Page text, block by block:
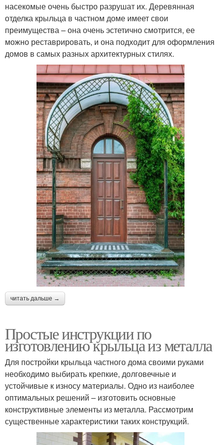
насекомые очень быстро разрушат их. Деревянная
отделка крыльца в частном доме имеет свои
преимущества – она очень эстетично смотрится, ее
можно реставрировать, и она подходит для оформления
домов в самых разных архитектурных стилях.
читать дальше →
Простые инструкции по
изготовлению крыльца из металла
Для постройки крыльца частного дома своими руками
необходимо выбирать крепкие, долговечные и
устойчивые к износу материалы. Одно из наиболее
оптимальных решений – изготовить основные
конструктивные элементы из металла. Рассмотрим
существенные характеристики таких конструкций.